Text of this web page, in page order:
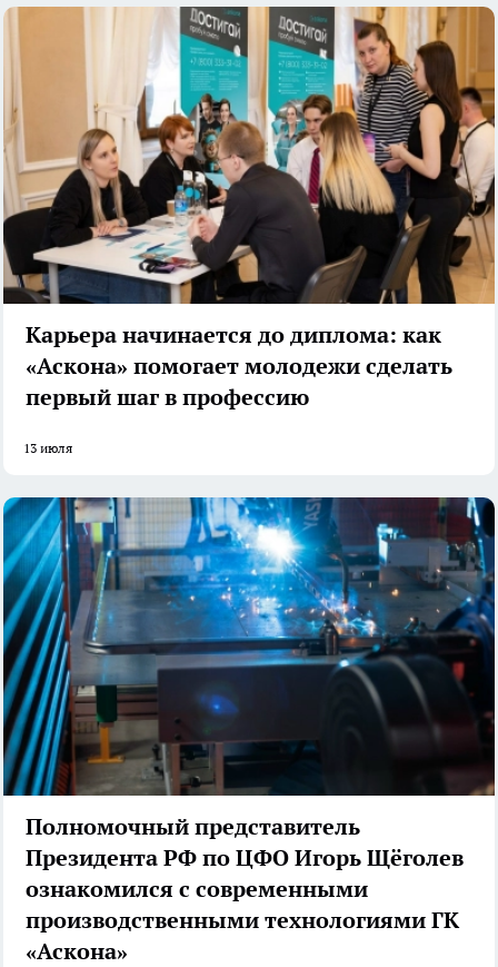
Карьера начинается до диплома: как
«Аскона» помогает молодежи сделать
первый шаг в профессию
13 июля
Полномочный представитель
Президента РФ по ЦФО Игорь Щёголев
ознакомился с современными
производственными технологиями ГК
«Аскона»